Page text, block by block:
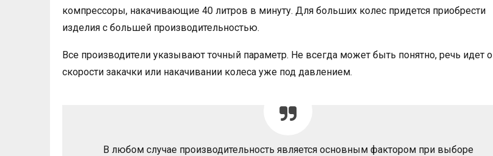
компрессоры, накачивающие 40 литров в минуту. Для больших колес придется приобрести
изделия с большей производительностью.
Все производители указывают точный параметр. Не всегда может быть понятно, речь идет о
скорости закачки или накачивании колеса уже под давлением.
В любом случае производительность является основным фактором при выборе